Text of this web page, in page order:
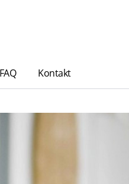
FAQ Kontakt